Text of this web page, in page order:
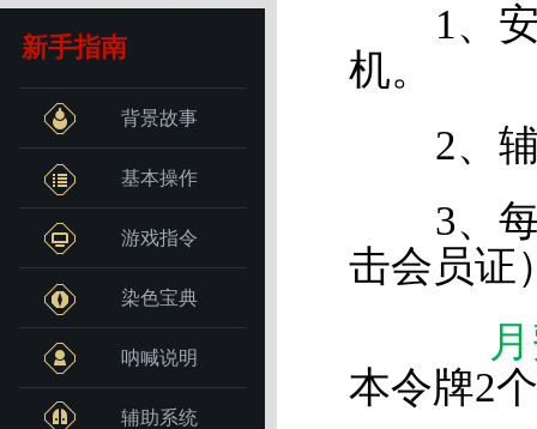
新手指南
背景故事
基本操作
游戏指令
染色宝典
呐喊说明
辅助系统
1、安
机。
2、辅
3、每
击会员证
本令牌2个